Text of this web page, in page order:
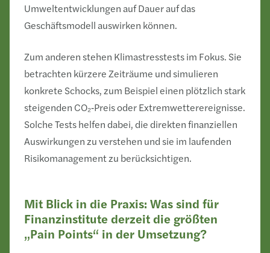
Umweltentwicklungen auf Dauer auf das
Geschäftsmodell auswirken können.
Zum anderen stehen Klimastresstests im Fokus. Sie
betrachten kürzere Zeiträume und simulieren
konkrete Schocks, zum Beispiel einen plötzlich stark
steigenden CO₂‑Preis oder Extremwetterereignisse.
Solche Tests helfen dabei, die direkten finanziellen
Auswirkungen zu verstehen und sie im laufenden
Risikomanagement zu berücksichtigen.
Mit Blick in die Praxis: Was sind für
Finanzinstitute derzeit die größten
„Pain Points“ in der Umsetzung?